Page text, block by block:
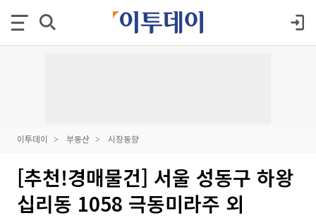
이투데이 부동산 시장동향
[추천!경매물건] 서울 성동구 하왕
십리동 1058 극동미라주 외